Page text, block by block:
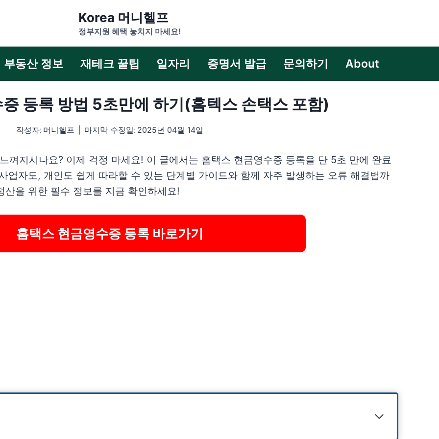
Korea 머니헬프
정부지원 혜택 놓치지 마세요!
부동산 정보 재테크 꿀팁 일자리 증명서 발급 문의하기 About
등록 방법 5초만에 하기(홈텍스 손택스 포함)
작성자: 머니헬프 마지막 수정일: 2025년 04월 14일
껴지시나요? 이제 걱정 마세요! 이 글에서는 홈택스 현금영수증 등록을 단 5초 만에 완료
업자도, 개인도 쉽게 따라할 수 있는 단계별 가이드와 함께 자주 발생하는 오류 해결법까
을 위한 필수 정보를 지금 확인하세요!
홈택스 현금영수증 등록 바로가기